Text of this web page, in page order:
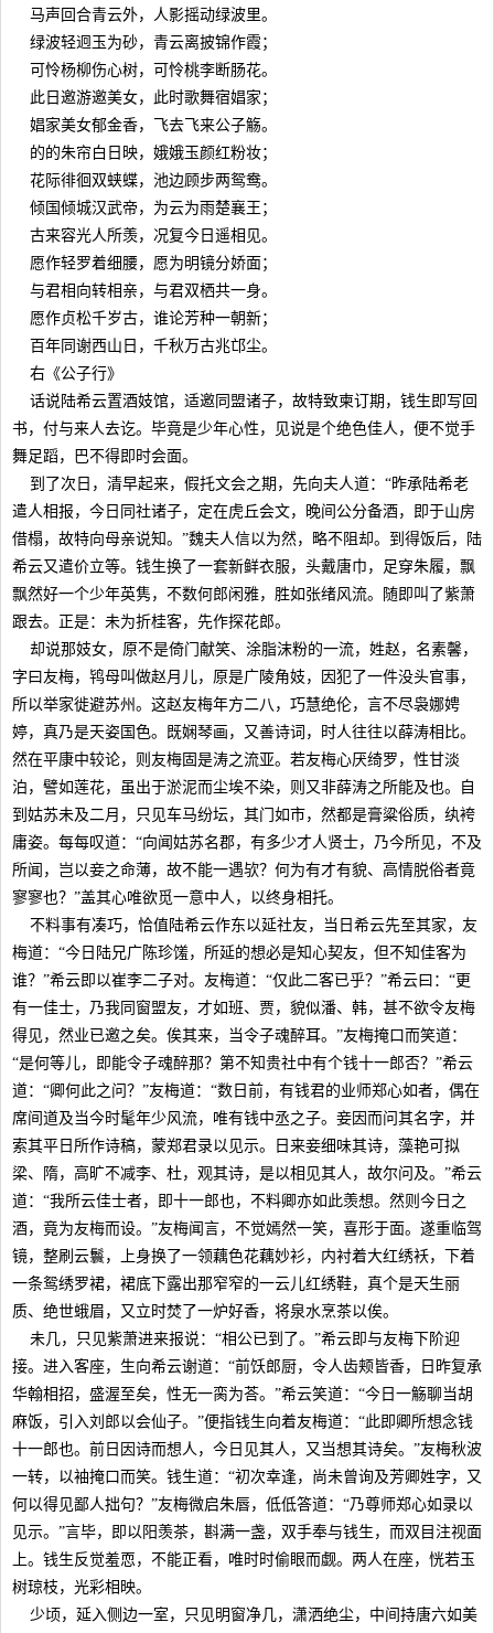
马声回合青云外，人影摇动绿波里。
绿波轻迥玉为砂，青云离披锦作霞；
可怜杨柳伤心树，可怜桃李断肠花。
此日邀游邀美女，此时歌舞宿娼家；
娼家美女郁金香，飞去飞来公子觞。
的的朱帘白日映，娥娥玉颜红粉妆；
花际徘徊双蛱蝶，池边顾步两鸳鸯。
倾国倾城汉武帝，为云为雨楚襄王；
古来容光人所羡，况复今日遥相见。
愿作轻罗着细腰，愿为明镜分娇面；
与君相向转相亲，与君双栖共一身。
愿作贞松千岁古，谁论芳种一朝新；
百年同谢西山日，千秋万古兆邙尘。
右《公子行》
话说陆希云置酒妓馆，适邀同盟诸子，故特致柬订期，钱生即写回
书，付与来人去讫。毕竟是少年心性，见说是个绝色佳人，便不觉手
舞足蹈，巴不得即时会面。
到了次日，清早起来，假托文会之期，先向夫人道：“昨承陆希老
遣人相报，今日同社诸子，定在虎丘会文，晚间公分备酒，即于山房
借榻，故特向母亲说知。”魏夫人信以为然，略不阻却。到得饭后，陆
希云又遣价立等。钱生换了一套新鲜衣服，头戴唐巾，足穿朱履，飘
飘然好一个少年英隽，不数何郎闲雅，胜如张绪风流。随即叫了紫萧
跟去。正是：未为折桂客，先作探花郎。
却说那妓女，原不是倚门献笑、涂脂沫粉的一流，姓赵，名素馨，
字曰友梅，鸨母叫做赵月儿，原是广陵角妓，因犯了一件没头官事，
所以举家徙避苏州。这赵友梅年方二八，巧慧绝伦，言不尽袅娜娉
婷，真乃是天姿国色。既娴琴画，又善诗词，时人往往以薛涛相比。
然在平康中较论，则友梅固是涛之流亚。若友梅心厌绮罗，性甘淡
泊，譬如莲花，虽出于淤泥而尘埃不染，则又非薛涛之所能及也。自
到姑苏未及二月，只见车马纷坛，其门如市，然都是膏粱俗质，纨袴
庸姿。每每叹道：“向闻姑苏名郡，有多少才人贤士，乃今所见，不及
所闻，岂以妾之命薄，故不能一遇欤？何为有才有貌、高情脱俗者竟
寥寥也？”盖其心唯欲觅一意中人，以终身相托。
不料事有凑巧，恰值陆希云作东以延社友，当日希云先至其家，友
梅道：“今日陆兄广陈珍馐，所延的想必是知心契友，但不知佳客为
谁？”希云即以崔李二子对。友梅道：“仅此二客已乎？”希云曰：“更
有一佳士，乃我同窗盟友，才如班、贾，貌似潘、韩，甚不欲令友梅
得见，然业已邀之矣。俟其来，当令子魂醉耳。”友梅掩口而笑道：
“是何等儿，即能令子魂醉那？第不知贵社中有个钱十一郎否？”希云
道：“卿何此之问？”友梅道：“数日前，有钱君的业师郑心如者，偶在
席间道及当今时髦年少风流，唯有钱中丞之子。妾因而问其名字，并
索其平日所作诗稿，蒙郑君录以见示。日来妾细味其诗，藻艳可拟
梁、隋，高旷不减李、杜，观其诗，是以相见其人，故尔问及。”希云
道：“我所云佳士者，即十一郎也，不料卿亦如此羡想。然则今日之
酒，竟为友梅而设。”友梅闻言，不觉嫣然一笑，喜形于面。遂重临驾
镜，整刷云鬟，上身换了一领藕色花藕妙衫，内衬着大红绣袄，下着
一条鸳绣罗裙，裙底下露出那窄窄的一云儿红绣鞋，真个是天生丽
质、绝世蛾眉，又立时焚了一炉好香，将泉水烹茶以俟。
未几，只见紫萧进来报说：“相公已到了。”希云即与友梅下阶迎
接。进入客座，生向希云谢道：“前饫郎厨，令人齿颊皆香，日昨复承
华翰相招，盛渥至矣，性无一脔为荅。”希云笑道：“今日一觞聊当胡
麻饭，引入刘郎以会仙子。”便指钱生向着友梅道：“此即卿所想念钱
十一郎也。前日因诗而想人，今日见其人，又当想其诗矣。”友梅秋波
一转，以袖掩口而笑。钱生道：“初次幸逢，尚未曾询及芳卿姓字，又
何以得见鄙人拙句？”友梅微启朱唇，低低答道：“乃尊师郑心如录以
见示。”言毕，即以阳羡茶，斟满一盏，双手奉与钱生，而双目注视面
上。钱生反觉羞恧，不能正看，唯时时偷眼而觑。两人在座，恍若玉
树琼枝，光彩相映。
少顷，延入侧边一室，只见明窗净几，潇洒绝尘，中间持唐六如美